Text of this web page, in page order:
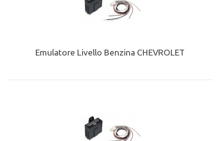
Emulatore Livello Benzina CHEVROLET